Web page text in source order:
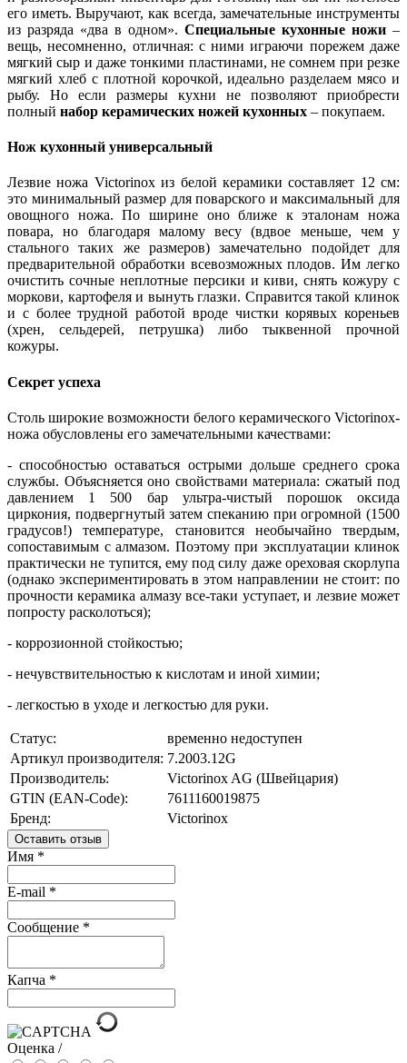
его иметь. Выручают, как всегда, замечательные инструменты
из разряда «два в одном». Специальные кухонные ножи –
вещь, несомненно, отличная: с ними играючи порежем даже
мягкий сыр и даже тонкими пластинами, не сомнем при резке
мягкий хлеб с плотной корочкой, идеально разделаем мясо и
рыбу. Но если размеры кухни не позволяют приобрести
полный набор керамических ножей кухонных – покупаем.
Нож кухонный универсальный
Лезвие ножа Victorinox из белой керамики составляет 12 см:
это минимальный размер для поварского и максимальный для
овощного ножа. По ширине оно ближе к эталонам ножа
повара, но благодаря малому весу (вдвое меньше, чем у
стального таких же размеров) замечательно подойдет для
предварительной обработки всевозможных плодов. Им легко
очистить сочные неплотные персики и киви, снять кожуру с
моркови, картофеля и вынуть глазки. Справится такой клинок
и с более трудной работой вроде чистки корявых кореньев
(хрен, сельдерей, петрушка) либо тыквенной прочной
кожуры.
Секрет успеха
Столь широкие возможности белого керамического Victorinox-
ножа обусловлены его замечательными качествами:
- способностью оставаться острыми дольше среднего срока
службы. Объясняется оно свойствами материала: сжатый под
давлением 1 500 бар ультра-чистый порошок оксида
циркония, подвергнутый затем спеканию при огромной (1500
градусов!) температуре, становится необычайно твердым,
сопоставимым с алмазом. Поэтому при эксплуатации клинок
практически не тупится, ему под силу даже ореховая скорлупа
(однако экспериментировать в этом направлении не стоит: по
прочности керамика алмазу все-таки уступает, и лезвие может
попросту расколоться);
- коррозионной стойкостью;
- нечувствительностью к кислотам и иной химии;
- легкостью в уходе и легкостью для руки.
Статус:
временно недоступен
Артикул производителя: 7.2003.12G
Производитель:
Victorinox AG (Швейцария)
GTIN (EAN-Code):
7611160019875
Бренд:
Victorinox
Оставить отзыв
Имя *
E-mail *
Сообщение *
Капча *
Оценка /